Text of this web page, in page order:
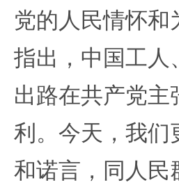
党的人民情怀
指出，中国工人
出路在共产党
利。今天，我们
和诺言，同人民